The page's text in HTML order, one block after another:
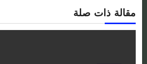
مقالة ذات صلة